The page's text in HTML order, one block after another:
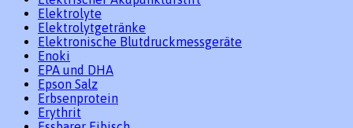
Elektrolyte
Elektrolytgetränke
Elektronische Blutdruckmessgeräte
Enoki
EPA und DHA
Epson Salz
Erbsenprotein
Erythrit